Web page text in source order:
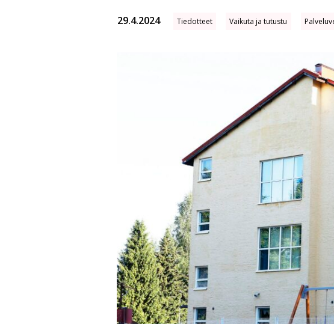
29.4.2024 Tiedotteet Vaikuta ja tutustu